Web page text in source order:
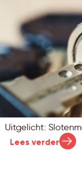
Uitgelicht:
Lees verder